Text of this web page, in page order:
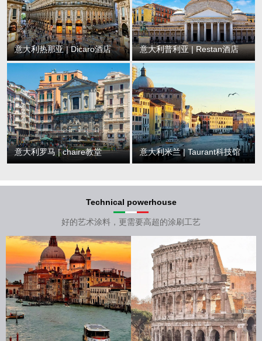
意大利热那亚 | Dicaro酒店 意大利普利亚 | Restan酒店
意大利罗马 | chaire教堂 意大利米兰 | Taurant科技馆
Technical powerhouse
好的艺术涂料，更需要高超的涂刷工艺